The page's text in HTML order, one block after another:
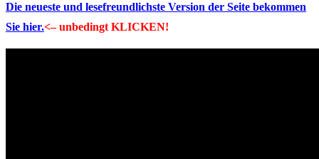
Die neueste und lesefreundlichste Version der Seite bekommen
Sie hier.<– unbedingt KLICKEN!